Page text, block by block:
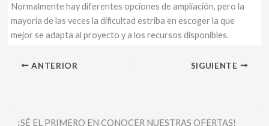
Normalmente hay diferentes opciones de ampliación, pero la
mayoría de las veces la dificultad estriba en escoger la que
mejor se adapta al proyecto y a los recursos disponibles.
ANTERIOR SIGUIENTE
¡SÉ EL PRIMERO EN CONOCER NUESTRAS OFERTAS!